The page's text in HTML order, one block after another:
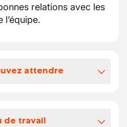
relations avec les
attendre
de travail